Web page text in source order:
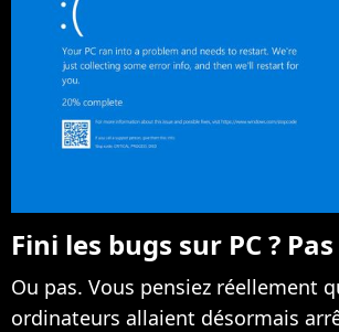
Fini les bugs sur PC ?
Ou pas. Vous pensiez réellement
ordinateurs allaient désormais